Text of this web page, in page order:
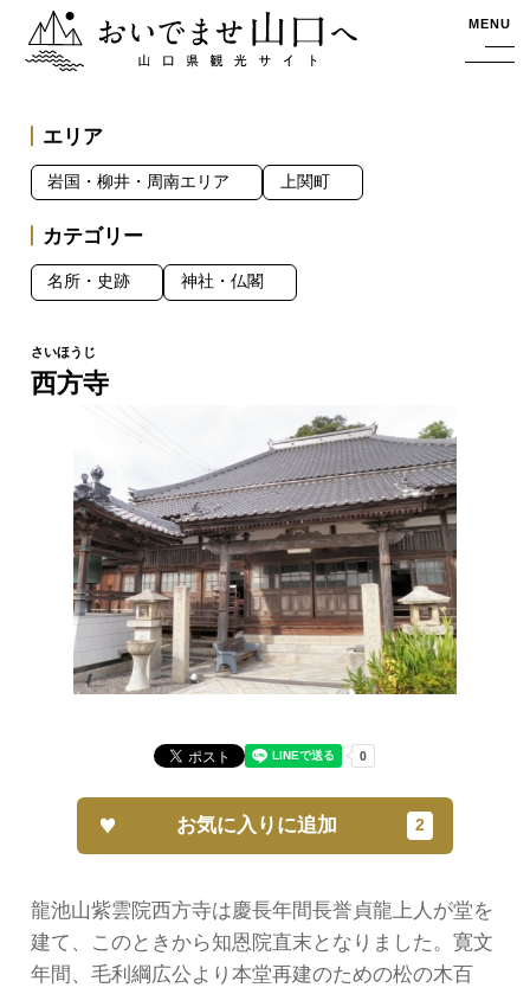
おいでませ山口へー山口県観光サイト MENU
西方寺
龍池山紫雲院西方寺は慶長年間長誉貞龍上人が堂を
建て、このときから知恩院直末となりました。寛文
年間、毛利綱広公より本堂再建のための松の木百
お気に入りに追加
エリア
岩国・柳井・周南エリア 上関町
カテゴリー
名所・史跡 神社・仏閣